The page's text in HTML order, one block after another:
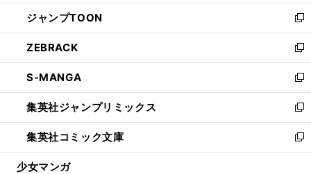
開
く
ウ
で
開
く
ン
ド
ウ
で
開
く
ウ
ィ
ン
ド
ウ
で
開
く
し
い
ウ
ィ
ン
ド
ウ
で
開
く
ジャンプTOON
新
し
い
ウ
ィ
ン
ド
ウ
で
開
ZEBRACK
新
し
い
ウ
ィ
ン
ド
ウ
S-MANGA
新
し
い
ウ
ィ
ン
集英社ジャンプリミックス
新
し
い
ウ
集英社コミック文庫
新
し
少女マンガ